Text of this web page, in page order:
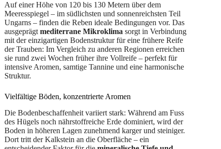
Auf einer Höhe von 120 bis 130 Metern über dem
Meeresspiegel – im südlichsten und sonnenreichsten Teil
Ungarns – finden die Reben ideale Bedingungen vor. Das
ausgeprägt mediterrane Mikroklima sorgt in Verbindung
mit der einzigartigen Bodenstruktur für eine frühere Reife
der Trauben: Im Vergleich zu anderen Regionen erreichen
sie rund zwei Wochen früher ihre Vollreife – perfekt für
intensive Aromen, samtige Tannine und eine harmonische
Struktur.
Vielfältige Böden, konzentrierte Aromen
Die Bodenbeschaffenheit variiert stark: Während am Fuss
des Hügels noch nährstoffreiche Erde dominiert, wird der
Boden in höheren Lagen zunehmend karger und steiniger.
Dort tritt der Kalkstein an die Oberfläche – ein